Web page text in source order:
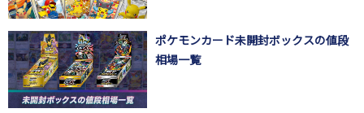
ポケモンカード未開封ボックスの値段
相場一覧